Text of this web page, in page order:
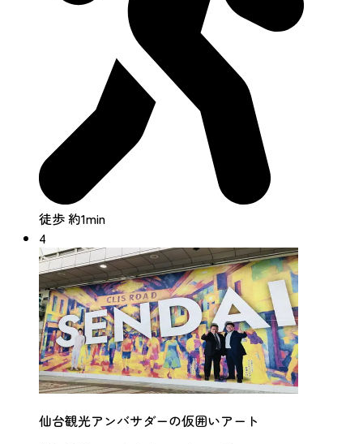
徒歩 約1min
4
仙台観光アンバサダーの仮囲いアート